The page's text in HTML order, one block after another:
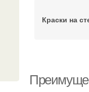
Краски на